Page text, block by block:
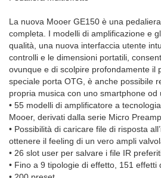
La nuova Mooer GE150 è una
completa. I modelli di amplificazione e
qualità, una nuova interfaccia utente
controlli e le dimensioni portatili,
ovunque e di scolpire profondamente il
speciale porta OTG, è anche possibile
propria musica con uno smartphone od
• 55 modelli di amplificatore a
Mooer, derivati dalla serie Micro Preamp
• Possibilità di caricare file di risposta
ottenere il feeling di un vero ampli
• 26 slot user per salvare i file IR
• Fino a 9 tipologie di effetto, 151 effetti